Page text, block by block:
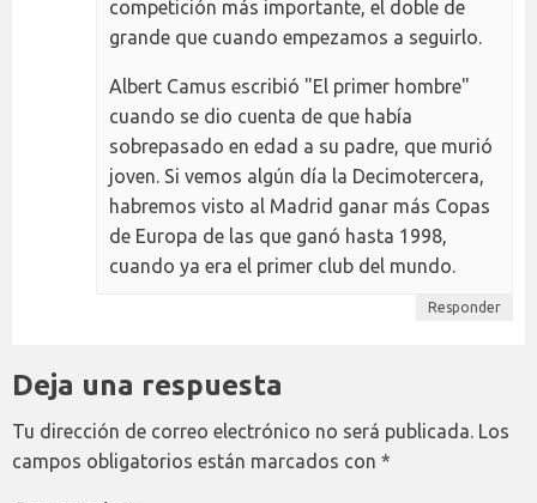
competición más importante, el doble de
grande que cuando empezamos a seguirlo.
Albert Camus escribió "El primer hombre"
cuando se dio cuenta de que había
sobrepasado en edad a su padre, que murió
joven. Si vemos algún día la Decimotercera,
habremos visto al Madrid ganar más Copas
de Europa de las que ganó hasta 1998,
cuando ya era el primer club del mundo.
Responder
Deja una respuesta
Tu dirección de correo electrónico no será publicada. Los
campos obligatorios están marcados con *